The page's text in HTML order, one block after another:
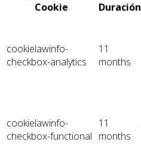
Cookie
Duración
cookielawinfo-
checkbox-analytics
11
months
cookielawinfo-
checkbox-functional
11
months